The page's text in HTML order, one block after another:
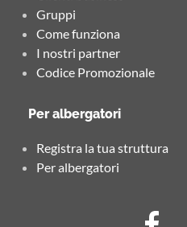
Gruppi
Come funziona
I nostri partner
Codice Promozionale
Per albergatori
Registra la tua struttura
Per albergatori